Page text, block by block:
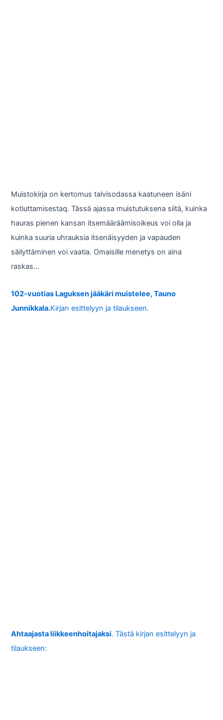
Muistokirja on kertomus talvisodassa kaatuneen isäni
kotiuttamisestaq. Tässä ajassa muistutuksena siitä, kuinka
hauras pienen kansan itsemääräämisoikeus voi olla ja
kuinka suuria uhrauksia itsenäisyyden ja vapauden
säilyttäminen voi vaatia. Omaisille menetys on aina
raskas…
102-vuotias Laguksen jääkäri muistelee, Tauno
Junnikkala.Kirjan esittelyyn ja tilaukseen.
Ahtaajasta liikkeenhoitajaksi. Tästä kirjan esittelyyn ja
tilaukseen: